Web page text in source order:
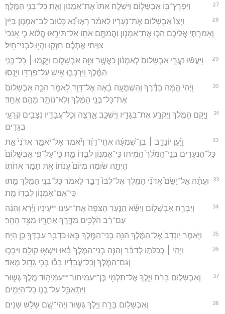
27 וַיִּפְרָץ־בּ֖וֹ אַבְשָׁל֑וֹם וַיִּשְׁלַ֤ח אִתּוֹ֙ אֶת־אַמְנ֔וֹן וְאֵ֖ת כָּל־בְּנֵ֥י הַמֶּֽלֶךְ׃
28
וַיְצַו֩ אַבְשָׁל֨וֹם אֶת־נְעָרָ֜יו לֵאמֹ֗ר רְא֣וּ נָ֠א כְּט֨וֹב לֵב־אַמְנ֤וֹן בַּיַּ֙יִן֙
וְאָמַרְתִּ֣י אֲלֵיכֶ֔ם הַכּ֧וּ אֶת־אַמְנ֛וֹן וַהֲמִתֶּ֥ם אֹת֖וֹ אַל־תִּירָ֑אוּ הֲל֗וֹא כִּ֤י אָֽנֹכִי֙
צִוִּ֣יתִי אֶתְכֶ֔ם חִזְק֖וּ וִהְי֥וּ לִבְנֵי־חָֽיִל׃
29
וַֽיַּעֲשׂ֞וּ נַעֲרֵ֤י אַבְשָׁלוֹם֙ לְאַמְנ֔וֹן כַּאֲשֶׁ֥ר צִוָּ֖ה אַבְשָׁל֑וֹם וַיָּקֻ֣מוּ ׀ כָּל־בְּנֵ֣י
הַמֶּ֗לֶךְ וַֽיִּרְכְּב֛וּ אִ֥ישׁ עַל־פִּרְדּ֖וֹ וַיָּנֻֽסוּ׃
30
וַֽיְהִי֙ הֵ֣מָּה בַדֶּ֔רֶךְ וְהַשְּׁמֻעָ֣ה בָ֔אָה אֶל־דָּוִ֖ד לֵאמֹ֑ר הִכָּ֤ה אַבְשָׁלוֹם֙
אֶת־כָּל־בְּנֵ֣י הַמֶּ֔לֶךְ וְלֹֽא־נוֹתַ֥ר מֵהֶ֖ם אֶחָֽד׃
31
וַיָּ֧קָם הַמֶּ֛לֶךְ וַיִּקְרַ֥ע אֶת־בְּגָדָ֖יו וַיִּשְׁכַּ֣ב אָ֑רְצָה וְכָל־עֲבָדָ֥יו נִצָּבִ֖ים קְרֻעֵ֥י
בְגָדִֽים׃
32
וַיַּ֡עַן יוֹנָדָ֣ב ׀ בֶּן־שִׁמְעָ֨ה אֲחִֽי־דָוִ֜ד וַיֹּ֗אמֶר אַל־יֹאמַ֤ר אֲדֹנִי֙ אֵ֣ת
כָּל־הַנְּעָרִ֤ים בְּנֵֽי־הַמֶּ֙לֶךְ֙ הֵמִ֔יתוּ כִּֽי־אַמְנ֥וֹן לְבַדּ֖וֹ מֵ֑ת כִּֽי־עַל־פִּ֤י אַבְשָׁלוֹם֙
הָיְתָ֣ה שׂוּמָ֔ה מִיּוֹם֙ עַנֹּת֔וֹ אֵ֖ת תָּמָ֥ר אֲחֹתֽוֹ׃
33
וְעַתָּ֡ה אַל־יָשֵׂם֩ אֲדֹנִ֨י הַמֶּ֤לֶךְ אֶל־לִבּוֹ֙ דָּבָ֣ר לֵאמֹ֔ר כָּל־בְּנֵ֥י הַמֶּ֖לֶךְ מֵ֑תוּ
כִּֽי־אִם־אַמְנ֥וֹן לְבַדּ֖וֹ מֵֽת׃
34
וַיִּבְרַ֖ח אַבְשָׁל֑וֹם וַיִּשָּׂ֞א הַנַּ֤עַר הַצֹּפֶה֙ אֶת־*עינו **עֵינָ֔יו וַיַּ֗רְא וְהִנֵּ֨ה
עַם־רַ֜ב הֹלְכִ֥ים מִדֶּ֛רֶךְ אַחֲרָ֖יו מִצַּ֥ד הָהָֽר׃
35 וַיֹּ֤אמֶר יֽוֹנָדָב֙ אֶל־הַמֶּ֔לֶךְ הִנֵּ֥ה בְנֵֽי־הַמֶּ֖לֶךְ בָּ֑אוּ כִּדְבַ֥ר עַבְדְּךָ֖ כֵּ֥ן הָיָֽה׃
36
וַיְהִ֣י ׀ כְּכַלֹּת֣וֹ לְדַבֵּ֗ר וְהִנֵּ֤ה בְנֵֽי־הַמֶּ֙לֶךְ֙ בָּ֔אוּ וַיִּשְׂא֥וּ קוֹלָ֖ם וַיִּבְכּ֑וּ
וְגַם־הַמֶּ֙לֶךְ֙ וְכָל־עֲבָדָ֔יו בָּכ֕וּ בְּכִ֖י גָּד֥וֹל מְאֹֽד׃
37
וְאַבְשָׁל֣וֹם בָּרַ֔ח וַיֵּ֛לֶךְ אֶל־תַּלְמַ֥י בֶּן־*עמיחור **עַמִּיה֖וּד מֶ֣לֶךְ גְּשׁ֑וּר
וַיִּתְאַבֵּ֥ל עַל־בְּנ֖וֹ כָּל־הַיָּמִֽים׃
38 וְאַבְשָׁל֥וֹם בָּרַ֖ח וַיֵּ֣לֶךְ גְּשׁ֑וּר וַיְהִי־שָׁ֖ם שָׁלֹ֥שׁ שָׁנִֽים׃